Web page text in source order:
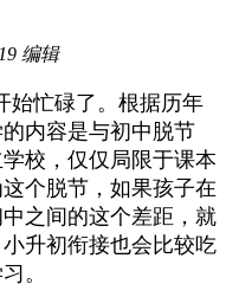
编辑
忙碌了。根据历年
内容是与初中脱节
校，仅仅局限于课本
个脱节，如果孩子在
之间的这个差距，就
升初衔接也会比较吃
。